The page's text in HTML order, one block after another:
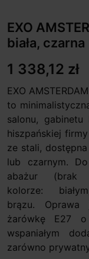
EXO
biała, czarna
1 338,12 zł
EXO
to
salonu,
hiszpańskiej firmy
ze stali,
lub czarnym.
abażur
kolorze:
brązu. Oprawa
żarówkę E27
wspaniałym
zarówno